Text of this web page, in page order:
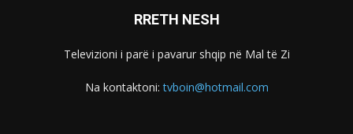
RRETH NESH
Televizioni i parë i pavarur shqip në Mal të Zi
Na kontaktoni:tvboin@hotmail.com